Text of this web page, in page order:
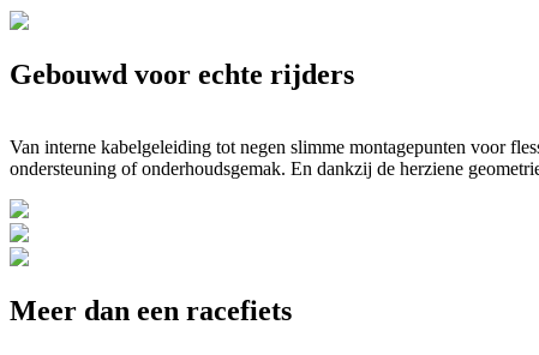
Gebouwd voor echte rijders
Van interne kabelgeleiding tot negen slimme montagepunten voor
ondersteuning of onderhoudsgemak. En dankzij de herziene
Meer dan een racefiets